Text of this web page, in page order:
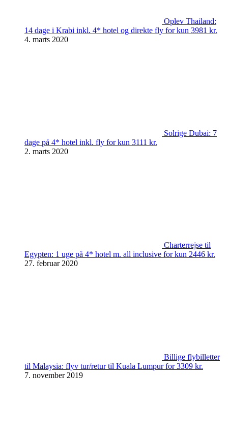
Oplev Thailand:
14 dage i Krabi inkl. 4* hotel og direkte fly for kun 3981 kr.
4. marts 2020
Solrige Dubai: 7
dage på 4* hotel inkl. fly for kun 3111 kr.
2. marts 2020
Charterrejse til
Egypten: 1 uge på 4* hotel m. all inclusive for kun 2446 kr.
27. februar 2020
Billige flybilletter
til Malaysia: flyv tur/retur til Kuala Lumpur for 3309 kr.
7. november 2019